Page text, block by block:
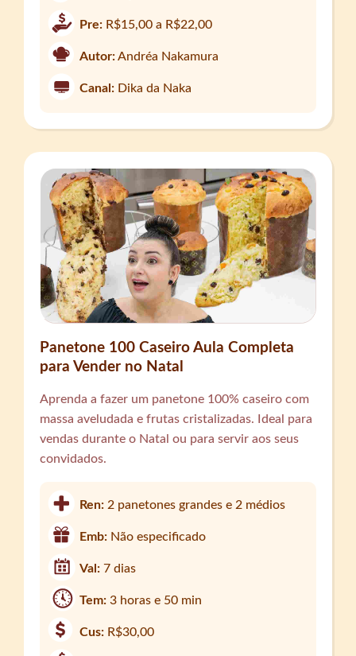
Pre: R$15,00 a R$22,00
Autor:Andréa Nakamura
Canal: Dika da Naka
Panetone 100 Caseiro Aula Completa
para Vender no Natal
Aprenda a fazer um panetone 100% caseiro com
massa aveludada e frutas cristalizadas. Ideal para
vendas durante o Natal ou para servir aos seus
convidados.
Ren: 2 panetones grandes e 2 médios
Emb: Não especificado
Val:7 dias
Tem:3 horas e 50 min
Cus: R$30,00